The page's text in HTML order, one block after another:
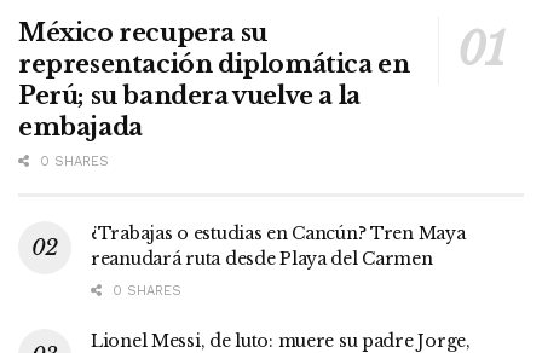
México recupera su
representación diplomática en
Perú; su bandera vuelve a la
embajada
0 SHARES
¿Trabajas o estudias en Cancún? Tren Maya
reanudará ruta desde Playa del Carmen
0 SHARES
Lionel Messi, de luto: muere su padre Jorge,